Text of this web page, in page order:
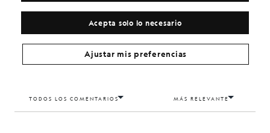
Acepta solo lo necesario
Ajustar mis preferencias